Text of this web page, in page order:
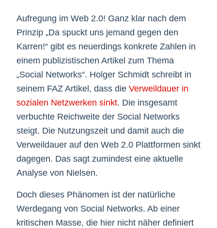
Aufregung im Web 2.0! Ganz klar nach dem
Prinzip „Da spuckt uns jemand gegen den
Karren!“ gibt es neuerdings konkrete Zahlen in
einem publizistischen Artikel zum Thema
„Social Networks“. Holger Schmidt schreibt in
seinem FAZ Artikel, dass die Verweildauer in
sozialen Netzwerken sinkt. Die insgesamt
verbuchte Reichweite der Social Networks
steigt. Die Nutzungszeit und damit auch die
Verweildauer auf den Web 2.0 Plattformen sinkt
dagegen. Das sagt zumindest eine aktuelle
Analyse von Nielsen.
Doch dieses Phänomen ist der natürliche
Werdegang von Social Networks. Ab einer
kritischen Masse, die hier nicht näher definiert